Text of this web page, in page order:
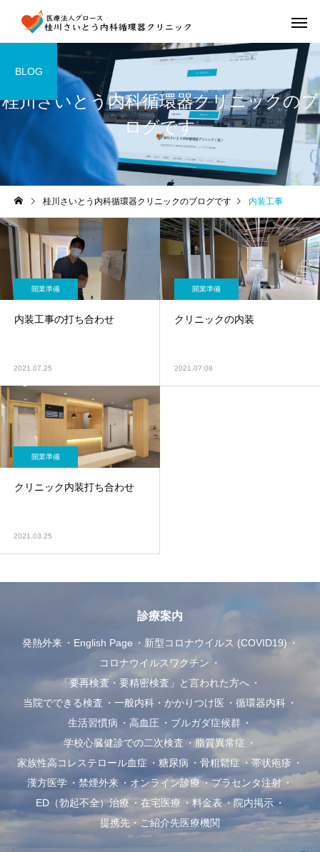
桂川さいとう内科循環器クリニックのブ
ログです
BLOG
桂川さいとう内科循環器クリニックのブログです 内装工事
開業準備
内装工事の打ち合わせ
2021.07.25
開業準備
クリニックの内装
2021.07.08
開業準備
クリニック内装打ち合わせ
2021.03.25
診療案内
発熱外来 English Page
新型コロナウイルス (COVID19)
コロナウイルスワクチン
「要再検査・要精密検査」と言われた方へ
当院でできる検査
一般内科・かかりつけ医
循環器内科
生活習慣病
高血圧
ブルガダ症候群
学校心臓健診での二次検査
脂質異常症
家族性高コレステロール血症
糖尿病 骨粗鬆症
帯状疱疹
漢方医学
禁煙外来 オンライン診療
プラセンタ注射
ED（勃起不全）治療
在宅医療 料金表
院内掲示
提携先・ご紹介先医療機関